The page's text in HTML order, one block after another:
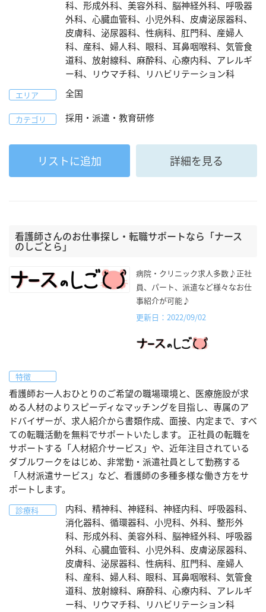
科、形成外科、美容外科、脳神経外科、呼吸器
外科、心臓血管科、小児外科、皮膚泌尿器科、
皮膚科、泌尿器科、性病科、肛門科、産婦人
科、産科、婦人科、眼科、耳鼻咽喉科、気管食
道科、放射線科、麻酔科、心療内科、アレルギ
ー科、リウマチ科、リハビリテーション科
エリア 全国
カテゴリ 採用・派遣・教育研修
リストに追加 詳細を見る
看護師さんのお仕事探し・転職サポートなら「ナース
のしごとら」
病院・クリニック求人多数♪正社
員、パート、派遣など様々なお仕
事紹介が可能♪
更新日：2022/09/02
特徴
看護師お一人おひとりのご希望の職場環境と、医療施設が求
める人材のよりスピーディなマッチングを目指し、専属のア
ドバイザーが、求人紹介から書類作成、面接、内定まで、すべ
ての転職活動を無料でサポートいたします。 正社員の転職を
サポートする「人材紹介サービス」や、近年注目されている
ダブルワークをはじめ、非常勤・派遣社員として勤務する
「人材派遣サービス」など、看護師の多種多様な働き方をサ
ポートします。
診療科
内科、精神科、神経科、神経内科、呼吸器科、
消化器科、循環器科、小児科、外科、整形外
科、形成外科、美容外科、脳神経外科、呼吸器
外科、心臓血管科、小児外科、皮膚泌尿器科、
皮膚科、泌尿器科、性病科、肛門科、産婦人
科、産科、婦人科、眼科、耳鼻咽喉科、気管食
道科、放射線科、麻酔科、心療内科、アレルギ
ー科、リウマチ科、リハビリテーション科